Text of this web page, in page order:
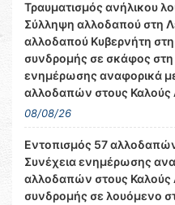
Τραυματισμός ανήλικου
Σύλληψη αλλοδαπού στη
αλλοδαπού Κυβερνήτη
συνδρομής σε σκάφος στη
ενημέρωσης αναφορικά
αλλοδαπών στους Καλούς
08/08/26
Εντοπισμός 57
Συνέχεια ενημέρωσης
αλλοδαπών στους Καλούς
συνδρομής σε λουόμενο